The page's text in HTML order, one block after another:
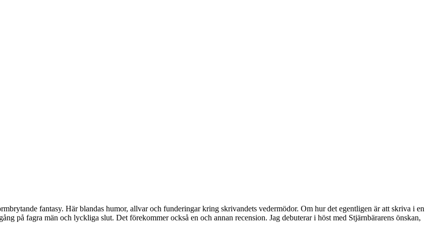
fantasy. Här blandas humor, allvar och funderingar kring skrivandets vedermödor. Om hur det egentligen är att skriva i en
på fagra män och lyckliga slut. Det förekommer också en och annan recension. Jag debuterar i höst med Stjärnbärarens önskan,